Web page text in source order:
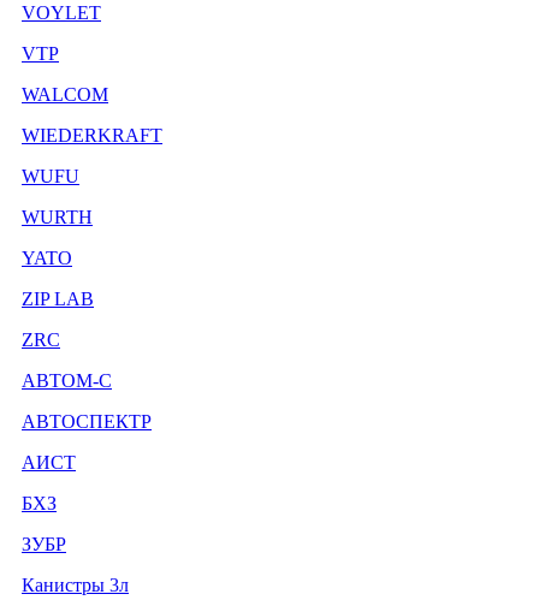
VOYLET
VTP
WALCOM
WIEDERKRAFT
WUFU
WURTH
YATO
ZIP LAB
ZRC
АВТОМ-С
АВТОСПЕКТР
АИСТ
БХЗ
ЗУБР
Канистры 3л